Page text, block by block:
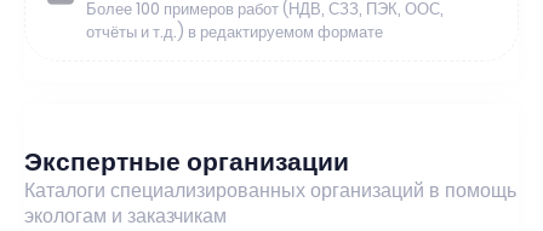
Более 100 примеров работ (НДВ, СЗЗ, ПЭК, ООС,
отчёты и т.д.) в редактируемом формате
Экспертные организации
Каталоги специализированных организаций в помощь
экологам и заказчикам